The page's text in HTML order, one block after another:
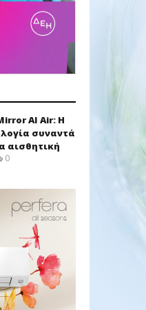
AI Air: Η
συναντά
αισθητική
0